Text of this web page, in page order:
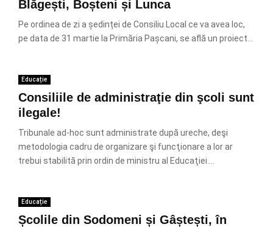
Blăgești, Boșteni și Lunca
Pe ordinea de zi a ședinței de Consiliu Local ce va avea loc,
pe data de 31 martie la Primăria Pașcani, se află un proiect...
Educație
Consiliile de administraţie din şcoli sunt
ilegale!
Tribunale ad-hoc sunt administrate după ureche, deşi
metodologia cadru de organizare şi funcţionare a lor ar
trebui stabilită prin ordin de ministru al Educaţiei....
Educație
Școlile din Sodomeni și Gâștești, în